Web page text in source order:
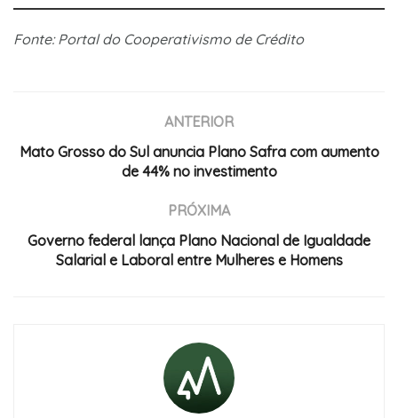
Fonte: Portal do Cooperativismo de Crédito
ANTERIOR
Mato Grosso do Sul anuncia Plano Safra com aumento
de 44% no investimento
PRÓXIMA
Governo federal lança Plano Nacional de Igualdade
Salarial e Laboral entre Mulheres e Homens